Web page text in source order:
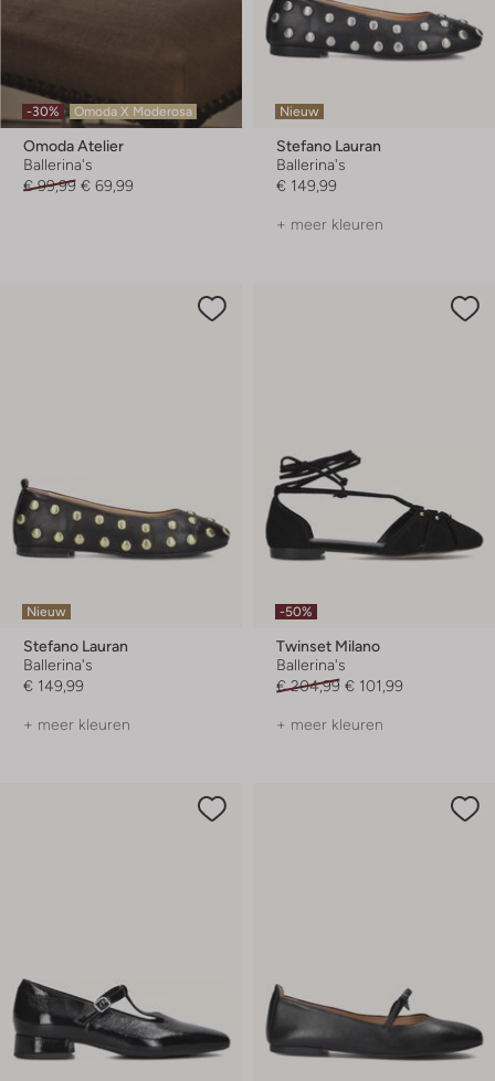
-30% Omoda X Moderosa
Omoda Atelier
Ballerina's
€ 99,99 € 69,99
Nieuw
Stefano Lauran
Ballerina's
€ 149,99
+ meer kleuren
Nieuw
Stefano Lauran
Ballerina's
€ 149,99
+ meer kleuren
-50%
Twinset Milano
Ballerina's
€ 204,99 € 101,99
+ meer kleuren